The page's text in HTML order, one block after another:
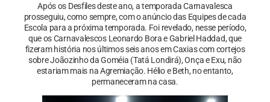
Após os Desfiles deste ano, a temporada Carnavalesca
prosseguiu, como sempre, com o anúncio das Equipes de cada
Escola para a próxima temporada. Foi revelado, nesse período,
que os Carnavalescos Leonardo Bora e Gabriel Haddad, que
fizeram história nos últimos seis anos em Caxias com cortejos
sobre Joãozinho da Goméia (Tatá Londirá), Onça e Exu, não
estariam mais na Agremiação. Hélio e Beth, no entanto,
permaneceram na casa.